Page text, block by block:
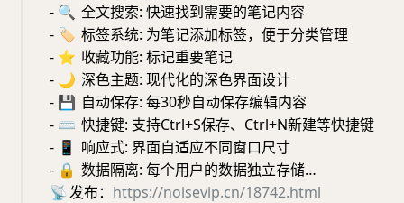
- 🔍 全文搜索: 快速找到需要的笔记内容
- 🏷 标签系统: 为笔记添加标签，便于分类管理
- ⭐️ 收藏功能: 标记重要笔记
- 🌙 深色主题: 现代化的深色界面设计
- 💾 自动保存: 每30秒自动保存编辑内容
- ⌨️ 快捷键: 支持Ctrl+S保存、Ctrl+N新建等快捷键
- 📱 响应式: 界面自适应不同窗口尺寸
- 🔒 数据隔离: 每个用户的数据独立存储…
📡发布： https://noisevip.cn/18742.html